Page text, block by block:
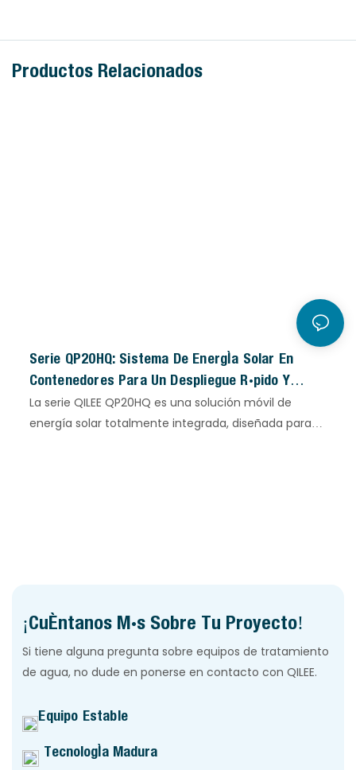
Productos Relacionados
Serie QP20HQ: Sistema De Energía Solar En
Contenedores Para Un Despliegue Rápido Y
Energía Limpia En Emplazamientos Remotos E
Industriales.
La serie QILEE QP20HQ es una solución móvil de
energía solar totalmente integrada, diseñada para
de horas para operaciones fuera de la red, ayuda en
casos de desastre o suministro de energía industrial.
¡Cuéntanos Más Sobre Tu Proyecto!
Si tiene alguna pregunta sobre equipos de tratamiento
de agua, no dude en ponerse en contacto con QILEE.
Equipo Estable
Tecnología Madura